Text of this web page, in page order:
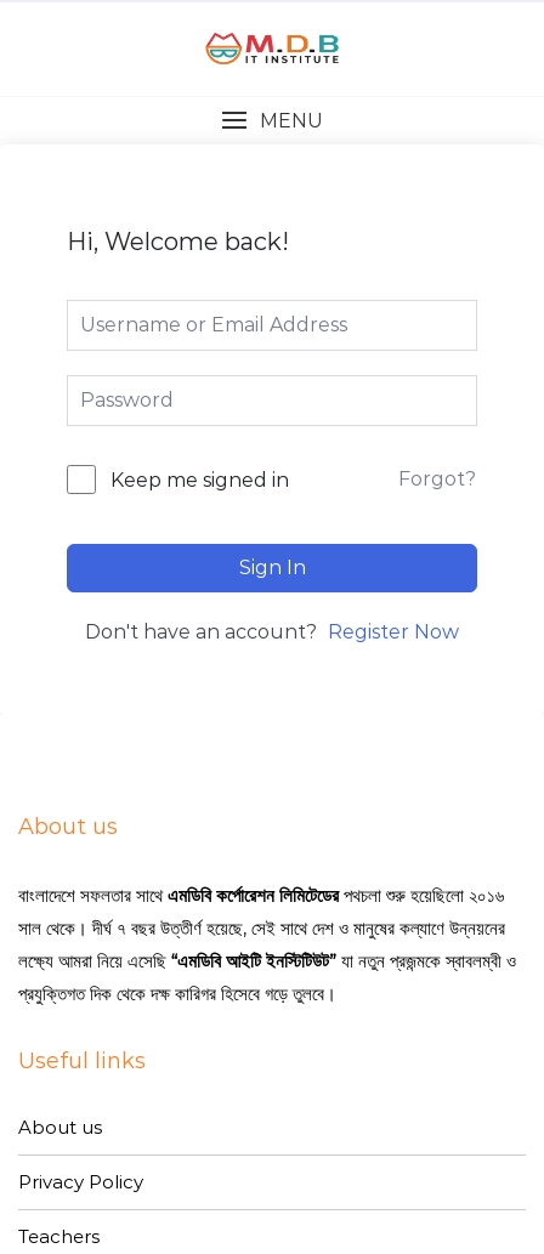
MENU
Hi, Welcome back!
Keep me signed in Forgot?
Sign In
Don't have an account? Register Now
About us
বাংলাদেশে সফলতার সাথেএমডিবি কর্পোরেশন লিমিটেডেরপথচলা শুরু হয়েছিলো ২০১৬
সাল থেকে। দীর্ঘ ৭ বছর উত্তীর্ণ হয়েছে, সেই সাথে দেশ ও মানুষের কল্যাণে উন্নয়নের
লক্ষ্যে আমরা নিয়ে এসেছি “এমডিবি আইটি ইনস্টিটিউট” যা নতুন প্রজন্মকে স্বাবলম্বী ও
প্রযুক্তিগত দিক থেকে দক্ষ কারিগর হিসেবে গড়ে তুলবে।
Useful links
About us
Privacy Policy
Teachers